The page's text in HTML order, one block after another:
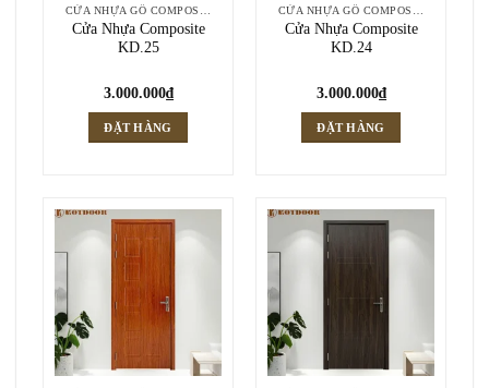
CỬA NHỰA GỖ COMPOSITE
Cửa Nhựa Composite
KD.25
3.000.000₫
ĐẶT HÀNG
CỬA NHỰA GỖ COMPOSITE
Cửa Nhựa Composite
KD.24
3.000.000₫
ĐẶT HÀNG